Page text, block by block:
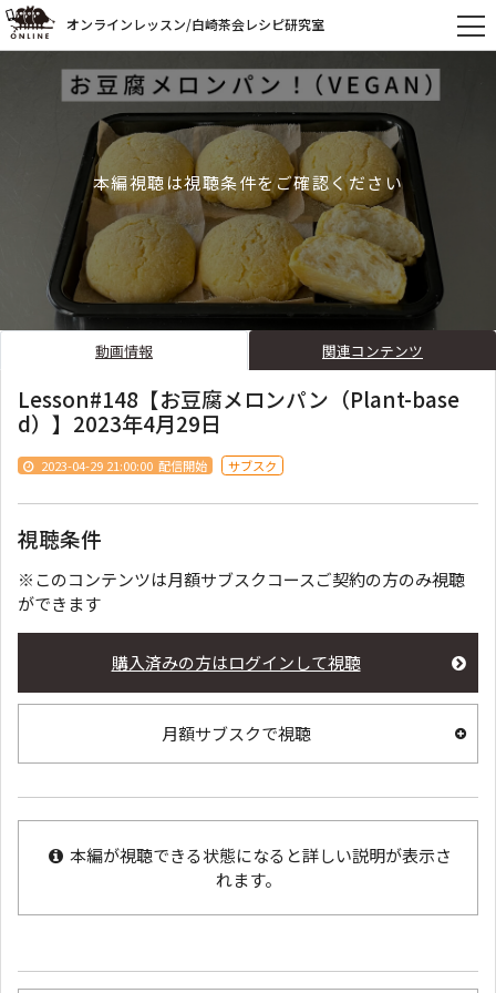
オンラインレッスン/白崎茶会レシピ研究室
本編視聴は視聴条件をご確認ください
動画情報 関連コンテンツ
Lesson#148【お豆腐メロンパン（Plant-base
d）】2023年4月29日
2023-04-29 21:00:00 配信開始 サブスク
視聴条件
※このコンテンツは月額サブスクコースご契約の方のみ視聴
ができます
購入済みの方はログインして視聴
月額サブスクで視聴
本編が視聴できる状態になると詳しい説明が表示さ
れます。